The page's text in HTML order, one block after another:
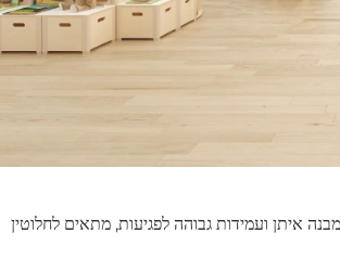
איתן ועמידות גבוהה לפגיעות, מתאים לחלוטין